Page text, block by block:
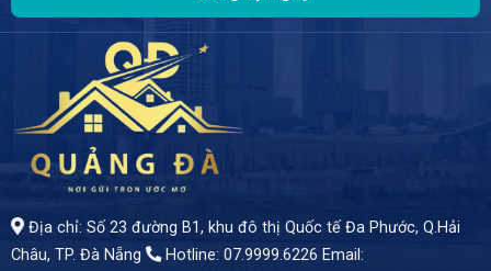
Địa chỉ: Số 23 đường B1, khu đô thị Quốc tế Đa Phước, Q.Hải
Châu, TP. Đà Nẵng
Hotline: 07.9999.6226 Email: